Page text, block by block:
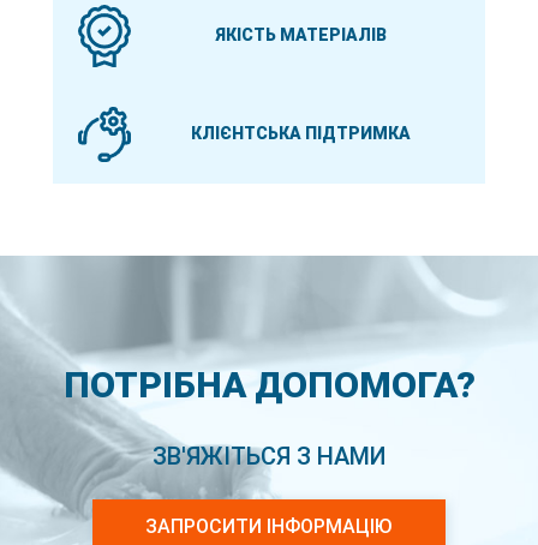
ЯКІСТЬ МАТЕРІАЛІВ
КЛІЄНТСЬКА ПІДТРИМКА
ПОТРІБНА ДОПОМОГА?
ЗВ'ЯЖІТЬСЯ З НАМИ
ЗАПРОСИТИ ІНФОРМАЦІЮ